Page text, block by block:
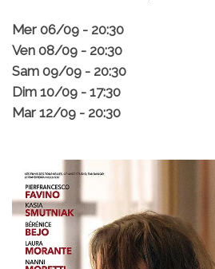
Mer 06/09 - 20:30
Ven 08/09 - 20:30
Sam 09/09 - 20:30
Dim 10/09 - 17:30
Mar 12/09 - 20:30